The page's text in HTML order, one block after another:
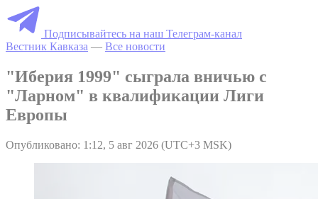
Подписывайтесь на наш Телеграм-канал
Вестник Кавказа — Все новости
"Иберия 1999" сыграла вничью с
"Ларном" в квалификации Лиги
Европы
Опубликовано: 1:12, 5 авг 2026 (UTC+3 MSK)